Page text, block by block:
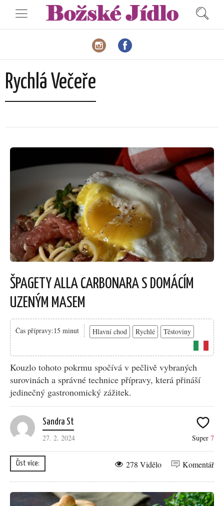
Rychlá Večeře
ŠPAGETY ALLA CARBONARA S DOMÁCÍM
UZENÝM MASEM
Čas přípravy:15 minut Hlavní chod Rychlé Těstoviny
Kouzlo tohoto pokrmu spočívá v pečlivě vybraných
surovinách a správné technice přípravy, která přináší
jedinečný gastronomický zážitek.
Sandra St
27. 2. 2024
Super 7
Číst více: Komentář
278 Vidělo